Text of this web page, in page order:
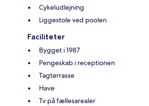
Cykeludlejning
Liggestole ved poolen
Faciliteter
Bygget i 1987
Pengeskab i receptionen
Tagterrasse
Have
Tv på fællesarealer